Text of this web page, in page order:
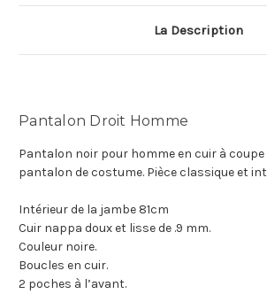
La Description
Pantalon Droit Homme
Pantalon noir pour homme en cuir à
pantalon de costume. Pièce classique et
Intérieur de la jambe 81cm
Cuir nappa doux et lisse de .9 mm.
Couleur noire.
Boucles en cuir.
2 poches à l’avant.